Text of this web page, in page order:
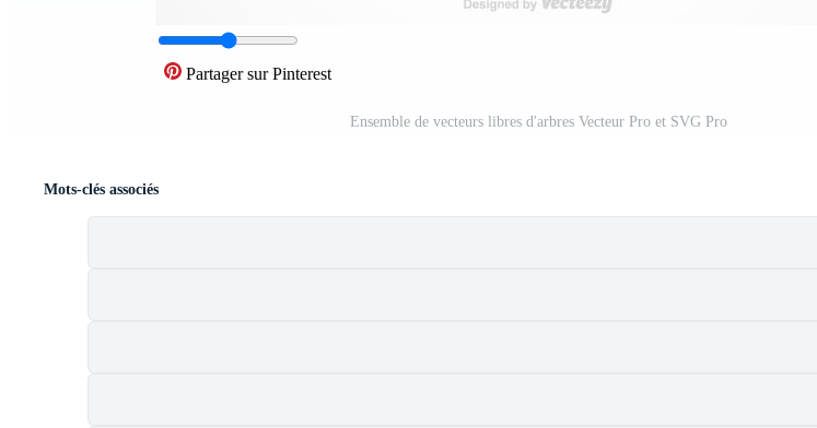
Partager sur Pinterest
Ensemble de vecteurs libres d'arbres Vecteur Pro et SVG Pro
Mots-clés associés